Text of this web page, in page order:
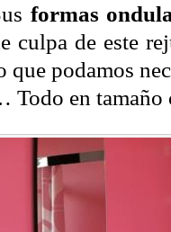
formas
culpa de este
que podamos
Todo en tamaño